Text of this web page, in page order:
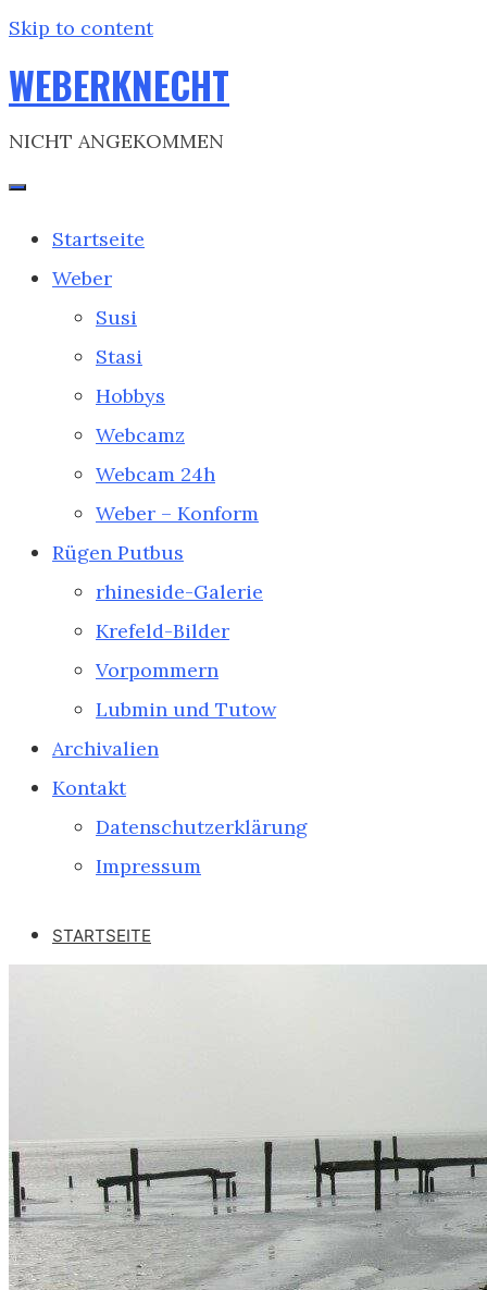
Skip to content
WEBERKNECHT
NICHT ANGEKOMMEN
Startseite
Weber
Susi
Stasi
Hobbys
Webcamz
Webcam 24h
Weber – Konform
Rügen Putbus
rhineside-Galerie
Krefeld-Bilder
Vorpommern
Lubmin und Tutow
Archivalien
Kontakt
Datenschutzerklärung
Impressum
STARTSEITE
WEBCAMZ
WEBCAM 24H
WEBER – KONFORM